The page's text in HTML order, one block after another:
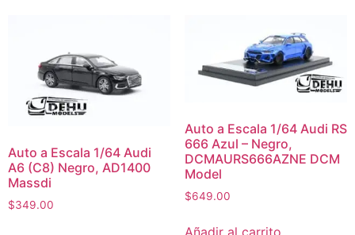
Auto a Escala 1/64 Audi
A6 (C8) Negro, AD1400
Massdi
$349.00
Auto a Escala 1/64 Audi RS
666 Azul – Negro,
DCMAURS666AZNE DCM
Model
$649.00
Añadir al carrito